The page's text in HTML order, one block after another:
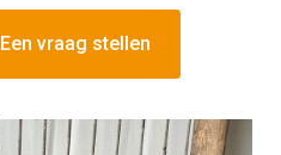
Een vraag stellen